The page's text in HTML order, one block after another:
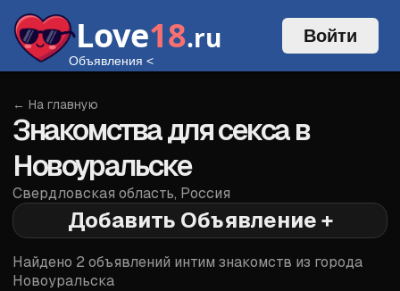
Love18.ru
Объявления <
Войти
Войти
← На главную
Знакомства для секса в
Новоуральске
Свердловская область, Россия
Добавить Объявление +
Найдено 2 объявлений интим знакомств из города
Новоуральска